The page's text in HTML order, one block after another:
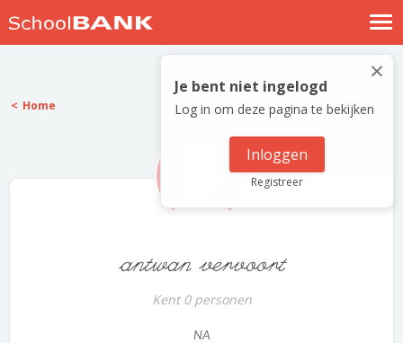
Nostalgische verhalen
Log in
Meld je gratis aan
×
Je bent niet ingelogd
Log in om deze pagina te bekijken
Inloggen
Registreer
Home
antwan vervoort
Kent 0 personen
NA